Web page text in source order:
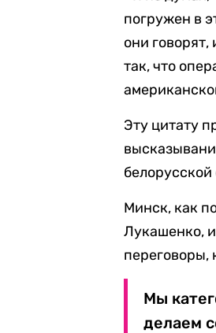
погружен в
они
так, что
Эту цитату
Минск, как
Лукашенко,
переговоры,
Мы
делаем